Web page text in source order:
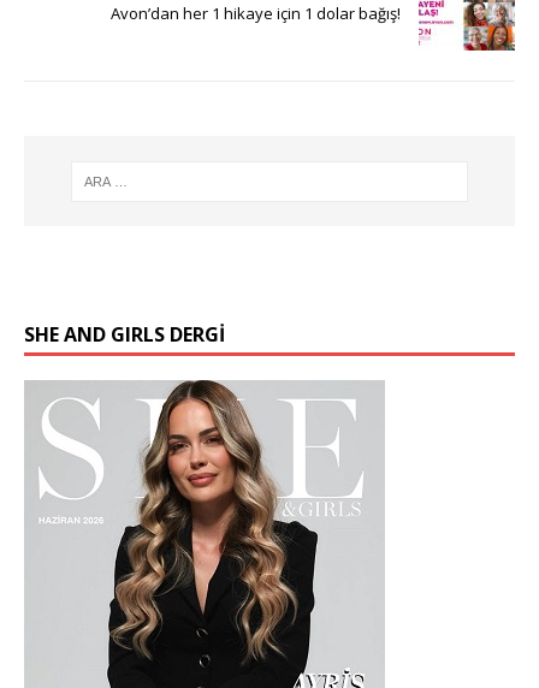
Avon’dan her 1 hikaye için 1 dolar bağış!
SHE AND GIRLS DERGİ